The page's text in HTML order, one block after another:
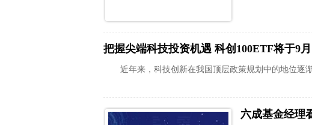
把握尖端科技投资机遇 科创100ETF将于9
近年来，科技创新在我国顶层政策规划中的地位逐
六成基金经理